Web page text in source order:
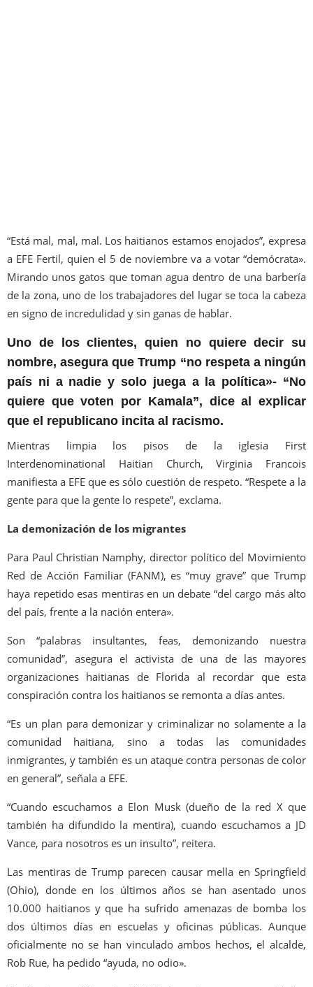
“Está mal, mal, mal. Los haitianos estamos enojados”, expresa
a EFE Fertil, quien el 5 de noviembre va a votar “demócrata».
Mirando unos gatos que toman agua dentro de una barbería
de la zona, uno de los trabajadores del lugar se toca la cabeza
en signo de incredulidad y sin ganas de hablar.
Uno de los clientes, quien no quiere decir su
nombre, asegura que Trump “no respeta a ningún
país ni a nadie y solo juega a la política»- “No
quiere que voten por Kamala”, dice al explicar
que el republicano incita al racismo.
Mientras limpia los pisos de la iglesia First
Interdenominational Haitian Church, Virginia Francois
manifiesta a EFE que es sólo cuestión de respeto. “Respete a la
gente para que la gente lo respete”, exclama.
La demonización de los migrantes
Para Paul Christian Namphy, director político del Movimiento
Red de Acción Familiar (FANM), es “muy grave” que Trump
haya repetido esas mentiras en un debate “del cargo más alto
del país, frente a la nación entera».
Son “palabras insultantes, feas, demonizando nuestra
comunidad”, asegura el activista de una de las mayores
organizaciones haitianas de Florida al recordar que esta
conspiración contra los haitianos se remonta a días antes.
“Es un plan para demonizar y criminalizar no solamente a la
comunidad haitiana, sino a todas las comunidades
inmigrantes, y también es un ataque contra personas de color
en general”, señala a EFE.
“Cuando escuchamos a Elon Musk (dueño de la red X que
también ha difundido la mentira), cuando escuchamos a JD
Vance, para nosotros es un insulto”, reitera.
Las mentiras de Trump parecen causar mella en Springfield
(Ohio), donde en los últimos años se han asentado unos
10.000 haitianos y que ha sufrido amenazas de bomba los
dos últimos días en escuelas y oficinas públicas. Aunque
oficialmente no se han vinculado ambos hechos, el alcalde,
Rob Rue, ha pedido “ayuda, no odio».